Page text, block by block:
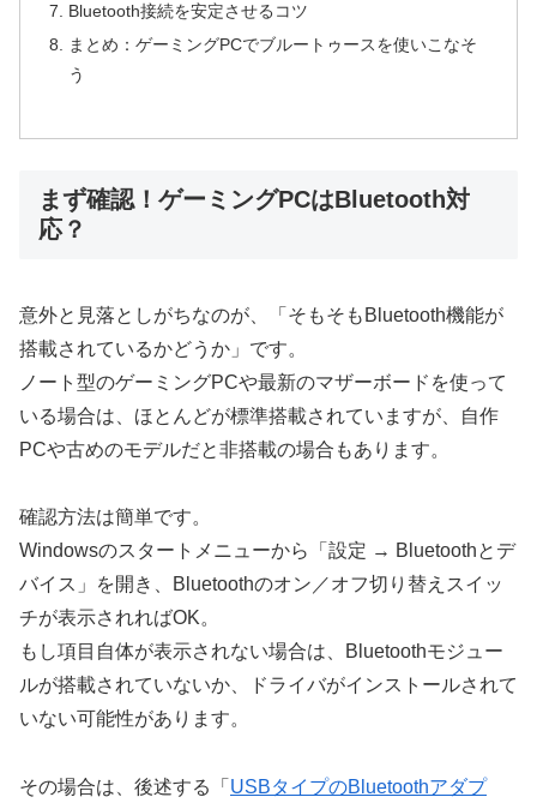
Bluetooth接続を安定させるコツ
まとめ：ゲーミングPCでブルートゥースを使いこなそ
う
まず確認！ゲーミングPCはBluetooth対
応？
意外と見落としがちなのが、「そもそもBluetooth機能が
搭載されているかどうか」です。
ノート型のゲーミングPCや最新のマザーボードを使って
いる場合は、ほとんどが標準搭載されていますが、自作
PCや古めのモデルだと非搭載の場合もあります。
確認方法は簡単です。
Windowsのスタートメニューから「設定 → Bluetoothとデ
バイス」を開き、Bluetoothのオン／オフ切り替えスイッ
チが表示されればOK。
もし項目自体が表示されない場合は、Bluetoothモジュー
ルが搭載されていないか、ドライバがインストールされて
いない可能性があります。
その場合は、後述する「 USBタイプのBluetoothアダプ